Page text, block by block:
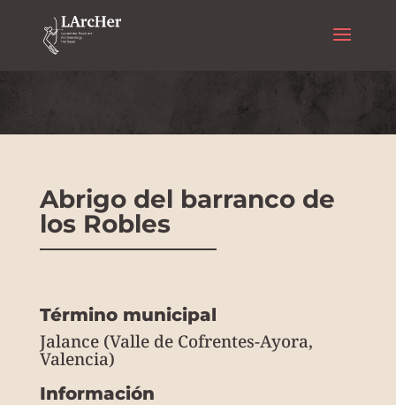
Arte rupestre
Abrigo del barranco de
los Robles
Término municipal
Jalance (Valle de Cofrentes-Ayora,
Valencia)
Información